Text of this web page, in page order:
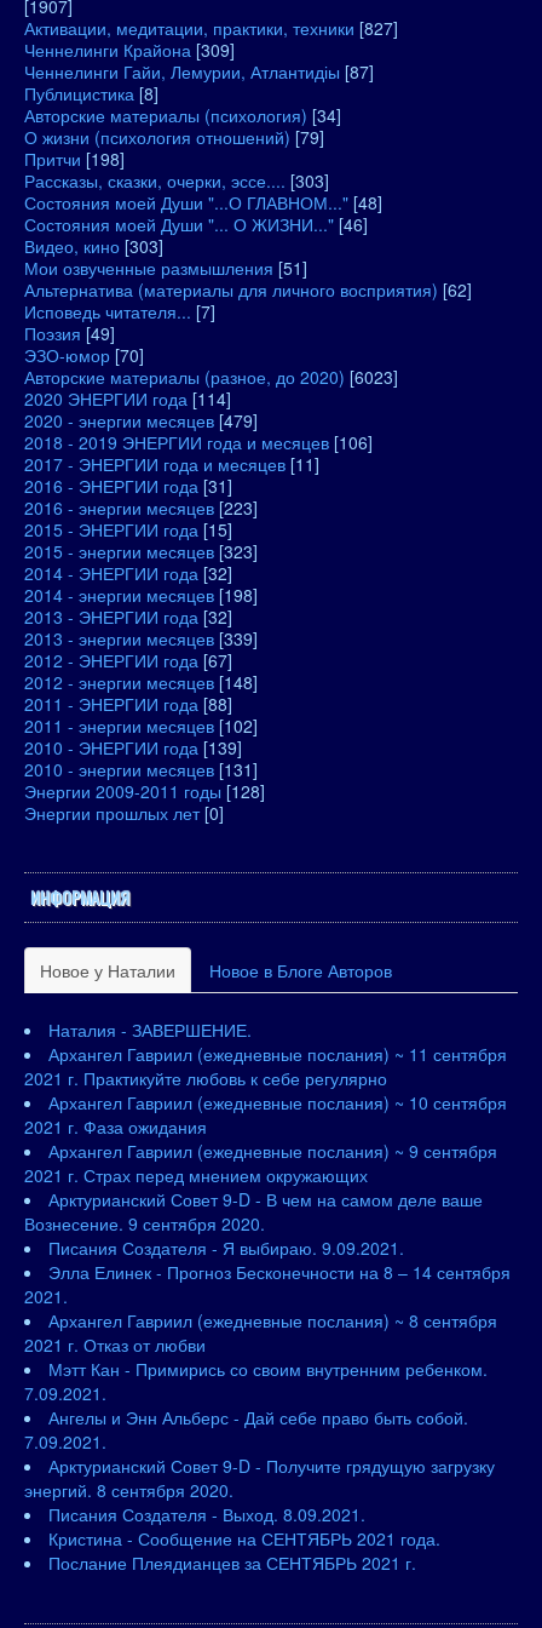
[1907]
Активации, медитации, практики, техники [827]
Ченнелинги Крайона [309]
Ченнелинги Гайи, Лемурии, Атлантидіы [87]
Публицистика [8]
Авторские материалы (психология) [34]
О жизни (психология отношений) [79]
Притчи [198]
Рассказы, сказки, очерки, эссе.... [303]
Состояния моей Души "...О ГЛАВНОМ..." [48]
Состояния моей Души "... О ЖИЗНИ..." [46]
Видео, кино [303]
Мои озвученные размышления [51]
Альтернатива (материалы для личного восприятия) [62]
Исповедь читателя... [7]
Поэзия [49]
ЭЗО-юмор [70]
Авторские материалы (разное, до 2020) [6023]
2020 ЭНЕРГИИ года [114]
2020 - энергии месяцев [479]
2018 - 2019 ЭНЕРГИИ года и месяцев [106]
2017 - ЭНЕРГИИ года и месяцев [11]
2016 - ЭНЕРГИИ года [31]
2016 - энергии месяцев [223]
2015 - ЭНЕРГИИ года [15]
2015 - энергии месяцев [323]
2014 - ЭНЕРГИИ года [32]
2014 - энергии месяцев [198]
2013 - ЭНЕРГИИ года [32]
2013 - энергии месяцев [339]
2012 - ЭНЕРГИИ года [67]
2012 - энергии месяцев [148]
2011 - ЭНЕРГИИ года [88]
2011 - энергии месяцев [102]
2010 - ЭНЕРГИИ года [139]
2010 - энергии месяцев [131]
Энергии 2009-2011 годы [128]
Энергии прошлых лет [0]
ИНФОРМАЦИЯ
Новое у Наталии Новое в Блоге Авторов
Наталия - ЗАВЕРШЕНИЕ.
Архангел Гавриил (ежедневные послания) ~ 11 сентября
2021 г. Практикуйте любовь к себе регулярно
Архангел Гавриил (ежедневные послания) ~ 10 сентября
2021 г. Фаза ожидания
Архангел Гавриил (ежедневные послания) ~ 9 сентября
2021 г. Страх перед мнением окружающих
Арктурианский Совет 9-D - В чем на самом деле ваше
Вознесение. 9 сентября 2020.
Писания Создателя - Я выбираю. 9.09.2021.
Элла Елинек - Прогноз Бесконечности на 8 – 14 сентября
2021.
Архангел Гавриил (ежедневные послания) ~ 8 сентября
2021 г. Отказ от любви
Мэтт Кан - Примирись со своим внутренним ребенком.
7.09.2021.
Ангелы и Энн Альберс - Дай себе право быть собой.
7.09.2021.
Арктурианский Совет 9-D - Получите грядущую загрузку
энергий. 8 сентября 2020.
Писания Создателя - Выход. 8.09.2021.
Кристина - Сообщение на СЕНТЯБРЬ 2021 года.
Послание Плеядианцев за СЕНТЯБРЬ 2021 г.